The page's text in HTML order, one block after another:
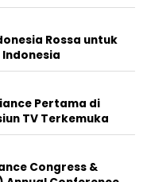
Rossa untuk
Pertama di
TV Terkemuka
Congress &